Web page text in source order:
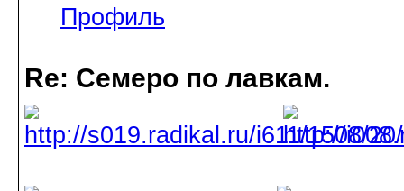
Профиль
Re: Семеро по лавкам.